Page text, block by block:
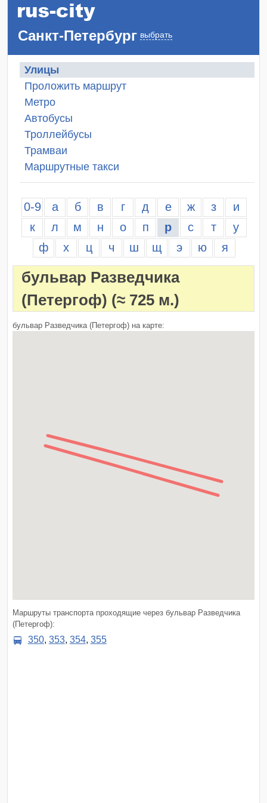
Санкт-Петербург выбрать
Улицы
Проложить маршрут
Метро
Автобусы
Троллейбусы
Трамваи
Маршрутные такси
0-9 а б в г д е ж з
и
к
л м н о п р с т
у
ф
х ц ч ш щ э ю я
бульвар Разведчика
(Петергоф) (≈ 725 м.)
бульвар Разведчика (Петергоф) на карте:
Маршруты транспорта проходящие через бульвар Разведчика
(Петергоф):
350, 353, 354, 355